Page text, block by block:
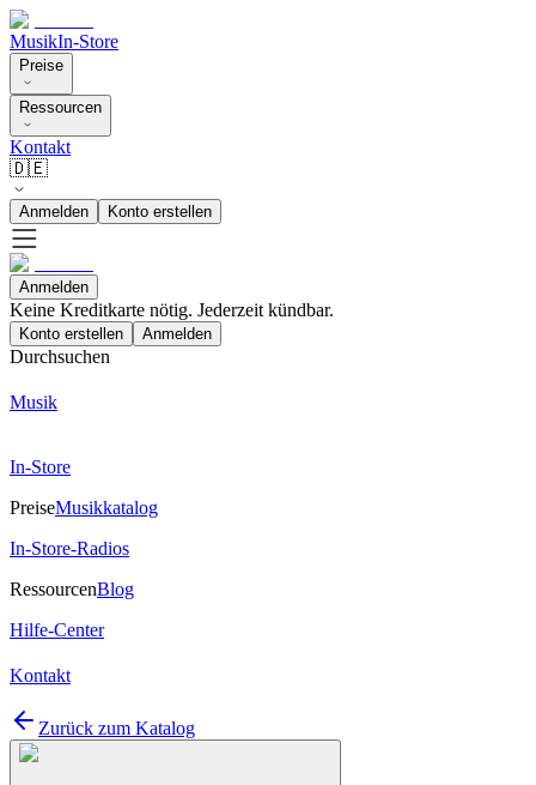
MusikIn-Store
Preise
Ressourcen
Kontakt
🇩🇪
Anmelden Konto erstellen
Anmelden
Keine Kreditkarte nötig. Jederzeit kündbar.
Konto erstellen Anmelden
Durchsuchen
Musik
In-Store
PreiseMusikkatalog
In-Store-Radios
RessourcenBlog
Hilfe-Center
Kontakt
Zurück zum Katalog